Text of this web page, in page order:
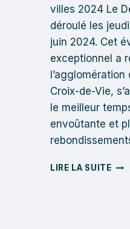
villes 2024 Le
déroulé les
juin 2024. Cet
exceptionnel a
Croix-de-Vie,
le meilleur
envoûtante et
LIRE LA SUITE